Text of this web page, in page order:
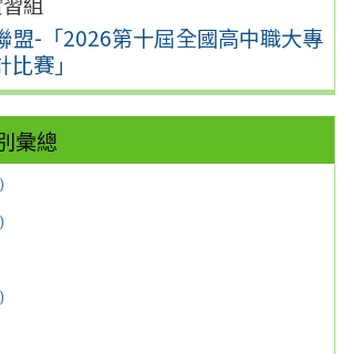
盟-「2026第十屆全國高中職大專
賽」
彙總